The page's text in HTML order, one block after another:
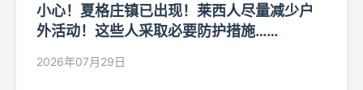
小心！夏格庄镇已出现！莱西人尽量减少户
外活动！这些人采取必要防护措施……
2026年07月29日